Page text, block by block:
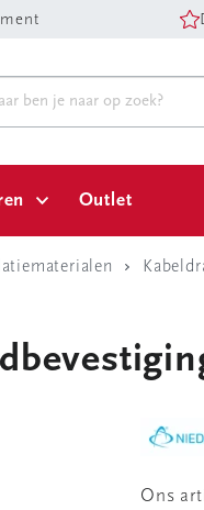
Outlet
Ons